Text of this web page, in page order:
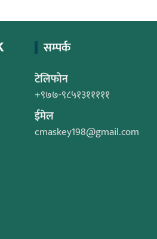
सम्पर्क
टेलिफोन
+९७७-९८५१३१११११
ईमेल
cmaskey198@gmail.com